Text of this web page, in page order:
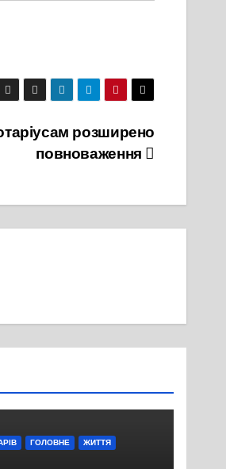
розширено
повноваження
ГОЛОВНЕ ЖИТТЯ